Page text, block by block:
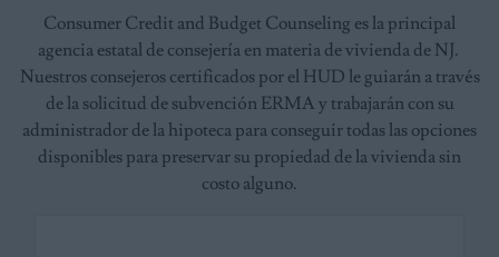
Consumer Credit and Budget Counseling es la principal
agencia estatal de consejería en materia de vivienda de NJ.
Nuestros consejeros certificados por el HUD le guiarán a través
de la solicitud de subvención ERMA y trabajarán con su
administrador de la hipoteca para conseguir todas las opciones
disponibles para preservar su propiedad de la vivienda sin
costo alguno.